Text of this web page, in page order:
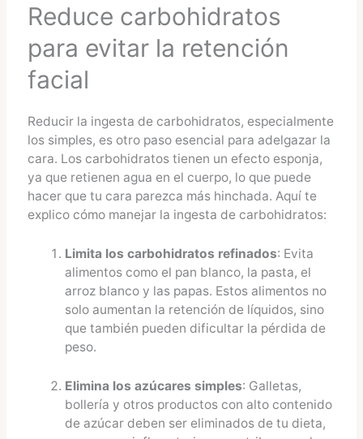
Reduce carbohidratos
para evitar la retención
facial
Reducir la ingesta de carbohidratos, especialmente
los simples, es otro paso esencial para adelgazar la
cara. Los carbohidratos tienen un efecto esponja,
ya que retienen agua en el cuerpo, lo que puede
hacer que tu cara parezca más hinchada. Aquí te
explico cómo manejar la ingesta de carbohidratos:
Limita los carbohidratos refinados: Evita
alimentos como el pan blanco, la pasta, el
arroz blanco y las papas. Estos alimentos no
solo aumentan la retención de líquidos, sino
que también pueden dificultar la pérdida de
peso.
Elimina los azúcares simples: Galletas,
bollería y otros productos con alto contenido
de azúcar deben ser eliminados de tu dieta,